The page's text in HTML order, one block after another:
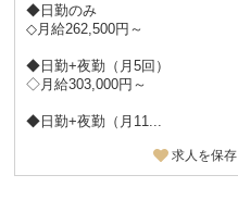
◆日勤のみ
◇月給262,500円～
◆日勤+夜勤（月5回）
◇月給303,000円～
◆日勤+夜勤（月11...
求人を保存